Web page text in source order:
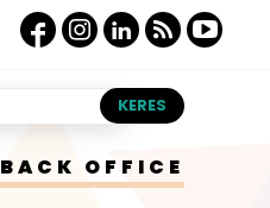
BACK OFFICE